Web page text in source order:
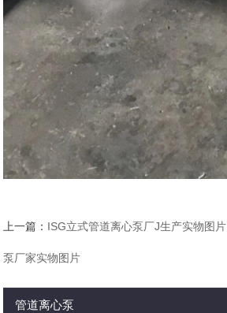
上一篇： ISG立式管道离心泵厂J生产实物图片
泵厂家实物图片
管道离心泵